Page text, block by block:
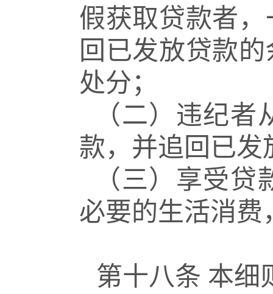
假获取贷款者
回已发放贷款
处分；
（二）违纪
款，并追回 已发
（三）享受
必要的生活消费
第十八条 本细